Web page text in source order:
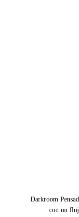
Darkroom
con un